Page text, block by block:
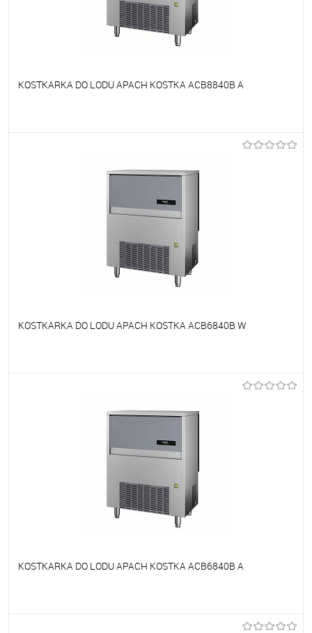
KOSTKARKA DO LODU APACH KOSTKA ACB8840B A
KOSTKARKA DO LODU APACH KOSTKA ACB6840B W
KOSTKARKA DO LODU APACH KOSTKA ACB6840B A